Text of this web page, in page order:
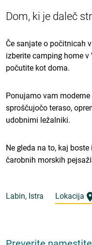
Dom, ki je daleč
Če sanjate o počitnicah
izberite camping home
počutite kot doma.
Ponujamo vam
sproščujočo teraso,
udobnimi ležalniki.
Ne gleda na to, kaj
čarobnih morskih
Labin, Istra Lokacija